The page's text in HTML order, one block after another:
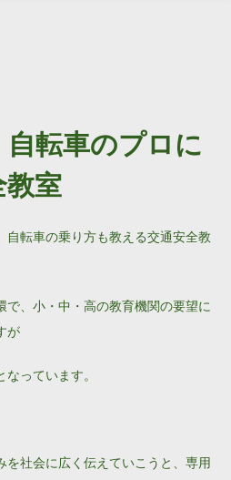
転車のプロに
教室
自転車の乗り方も教える交通安全教
で、小・中・高の教育機関の要望に
が
っています。
を社会に広く伝えていこうと、専用